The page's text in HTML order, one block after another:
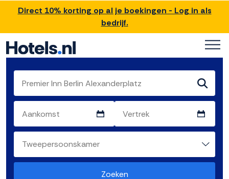
Direct 10% korting op al je boekingen - Log in als
bedrijf.
Zoeken